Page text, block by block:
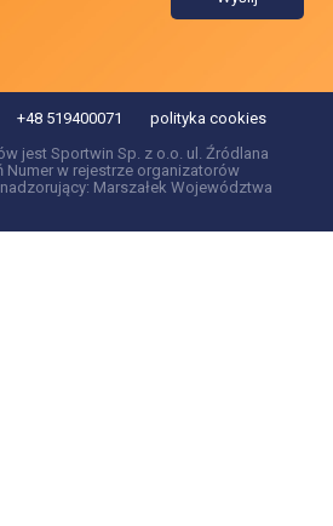
+48 519400071
polityka cookies
jest Sportwin Sp. z o.o. ul. Źródlana
Numer w rejestrze organizatorów
Marszałek Województwa